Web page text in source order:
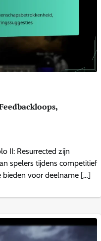
II: Resurrected zijn
spelers tijdens competitief
bieden voor deelname […]